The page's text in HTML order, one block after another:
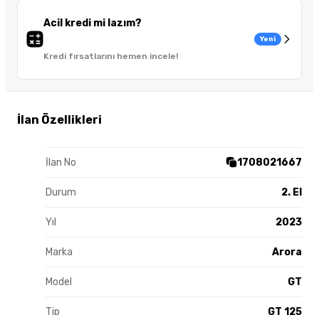
Acil kredi mi lazım?
Kredi fırsatlarını hemen incele!
Yeni
İlan Özellikleri
İlan No 1708021667
Durum 2. El
Yıl 2023
Marka Arora
Model GT
Tip GT 125